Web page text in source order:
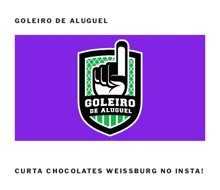
GOLEIRO DE ALUGUEL
CURTA CHOCOLATES WEISSBURG NO INSTA!